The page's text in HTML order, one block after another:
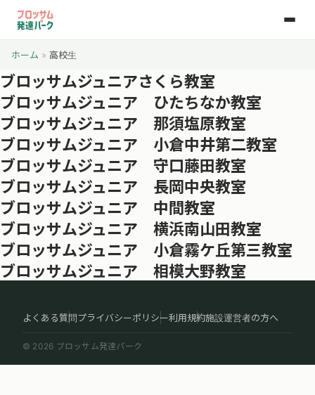
ホーム » 高校生
ブロッサムジュニアさくら教室
ブロッサムジュニア ひたちなか教室
ブロッサムジュニア 那須塩原教室
ブロッサムジュニア 小倉中井第二教室
ブロッサムジュニア 守口藤田教室
ブロッサムジュニア 長岡中央教室
ブロッサムジュニア 中間教室
ブロッサムジュニア 横浜南山田教室
ブロッサムジュニア 小倉霧ケ丘第三教室
ブロッサムジュニア 相模大野教室
よくある質問プライバシーポリシー利用規約施設運営者の方へ
© 2026 ブロッサム発達パーク